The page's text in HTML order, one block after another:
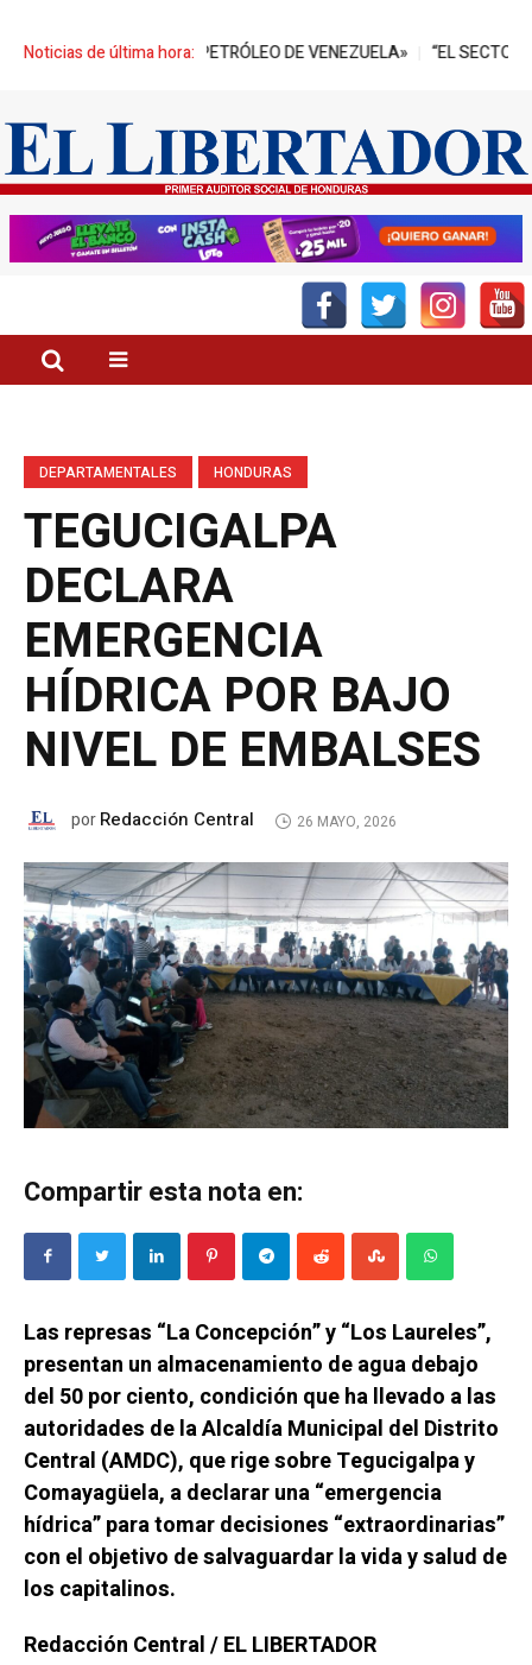
Noticias de última hora:
DE PETRÓLEO DE VENEZUELA» “EL SECTOR PALMERO
DEPARTAMENTALES HONDURAS
TEGUCIGALPA
DECLARA
EMERGENCIA
HÍDRICA POR BAJO
NIVEL DE EMBALSES
porRedacción Central 26 MAYO, 2026
Compartir esta nota en:
Las represas “La Concepción” y “Los Laureles”,
presentan un almacenamiento de agua debajo
del 50 por ciento, condición que ha llevado a las
autoridades de la Alcaldía Municipal del Distrito
Central (AMDC), que rige sobre Tegucigalpa y
Comayagüela, a declarar una “emergencia
hídrica” para tomar decisiones “extraordinarias”
con el objetivo de salvaguardar la vida y salud de
los capitalinos.
Redacción Central / EL LIBERTADOR